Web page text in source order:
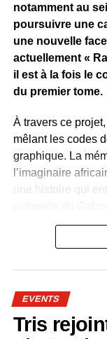
La séquence,
et sur les réseaux
particulière avec
notammentLa
Simples
Entertainment,
génération
et le succès de
X
notamment au
poursuivre une
une nouvelle
actuellement «
il est à la fois le
du premier tome.
À travers ce
mêlant les codes
graphique. La
l’imaginaire
une histoire qui
Plusieurs artistes
contemporain du
autant de visages
Dans « Rap Hero
EVENTS
Tris